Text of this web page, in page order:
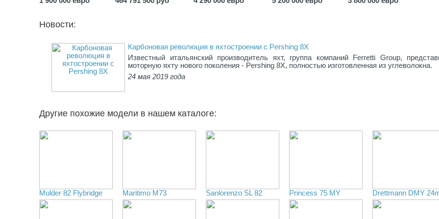
Новости:
Карбоновая революция в яхтостроении с Pershing 8X
Известный итальянский производитель яхт, группа компаний Ferretti Group,
моторную яхту нового поколения - Pershing 8X, полностью изготовленная из углеволокна.
24 мая 2019 года
Другие похожие модели в нашем каталоге:
Mulder 82 Flybridge Maritimo M73 Sanlorenzo SL 82 Princess 75 MY Drettmann DMY